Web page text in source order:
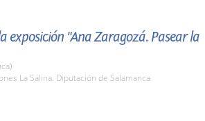
exposición "Ana Zaragozá. Pasear la
La Salina. Diputación de Salamanca